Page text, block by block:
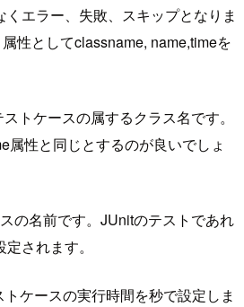
エラー、失敗、スキップとなりま
性としてclassname, name,timeを
トケースの属するクラス名です。
属性と同じとするのが良いでしょ
の名前です。JUnitのテストであれ
されます。
ケースの実行時間を秒で設定しま